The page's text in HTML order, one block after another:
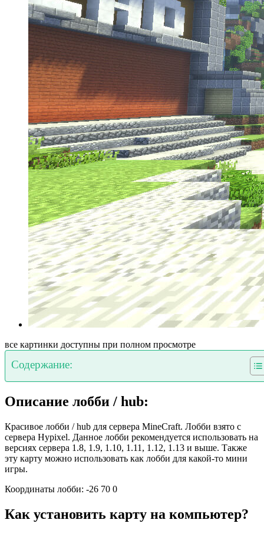
все картинки доступны при полном просмотре
Содержание:
Описание лобби / hub:
Красивое лобби / hub для сервера MineCraft. Лобби взято с
сервера Hypixel. Данное лобби рекомендуется использовать на
версиях сервера 1.8, 1.9, 1.10, 1.11, 1.12, 1.13 и выше. Также
эту карту можно использовать как лобби для какой-то мини
игры.
Координаты лобби: -26 70 0
Как установить карту на компьютер?